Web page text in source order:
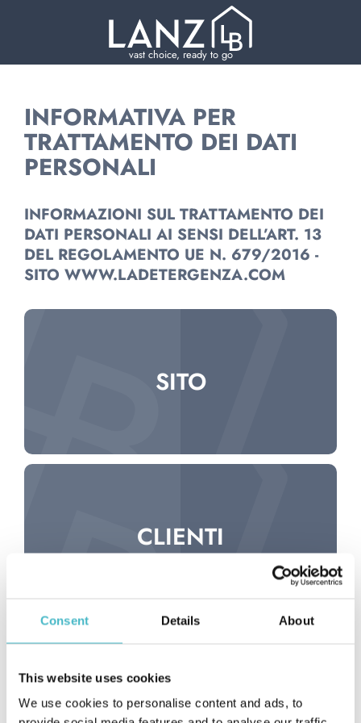
Consent Details About
This website uses cookies
We use cookies to personalise content and ads, to
vast choice, ready to go
INFORMATIVA PER
TRATTAMENTO DEI DATI
PERSONALI
INFORMAZIONI SUL TRATTAMENTO DEI
DATI PERSONALI AI SENSI DELL’ART. 13
DEL REGOLAMENTO UE N. 679/2016 -
SITO WWW.LADETERGENZA.COM
SITO
CLIENTI
FORNITORI